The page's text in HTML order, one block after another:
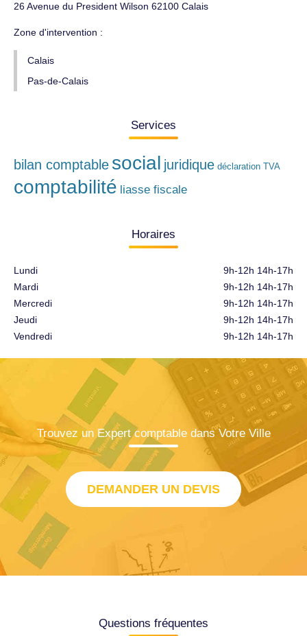
26 Avenue du President Wilson 62100 Calais
Zone d'intervention :
Calais
Pas-de-Calais
Services
bilan comptable social juridique déclaration TVA
comptabilité liasse fiscale
Horaires
Lundi
Mardi
Mercredi
Jeudi
Vendredi
9h-12h 14h-17h
9h-12h 14h-17h
9h-12h 14h-17h
9h-12h 14h-17h
9h-12h 14h-17h
Trouvez un Expert comptable dans Votre Ville
DEMANDER UN DEVIS
Questions fréquentes